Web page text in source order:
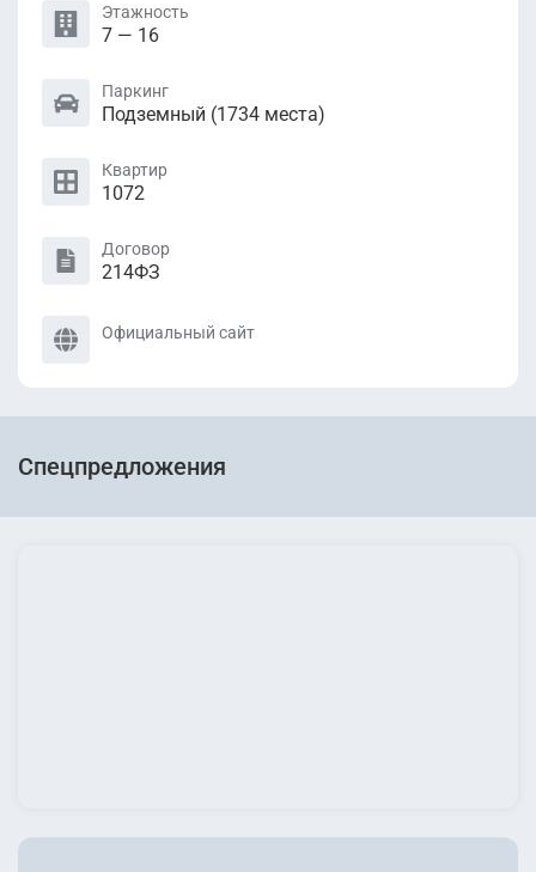
Этажность
7 — 16
Паркинг
Подземный (1734 местa)
Квартир
1072
Договор
214ФЗ
Официальный сайт
Спецпредложения